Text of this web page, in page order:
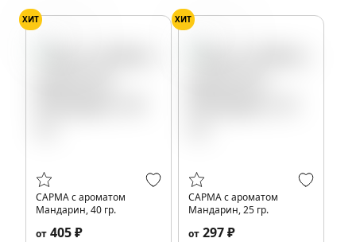
ХИТ
САРМА с ароматом
Мандарин, 40 гр.
от 405 ₽
ХИТ
САРМА с ароматом
Мандарин, 25 гр.
от 297 ₽